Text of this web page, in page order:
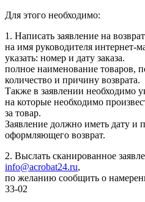
Для этого необходимо:
1. Написать заявление на
на имя руководителя интернет-
указать: номер и дату заказа.
полное наименование товаров,
количество и причину возврата.
Также в заявлении необходимо
на которые необходимо
за товар.
Заявление должно иметь дату и
оформляющего возврат.
2. Выслать сканированное
info@acrobat24.ru,
по желанию сообщить о
33-02